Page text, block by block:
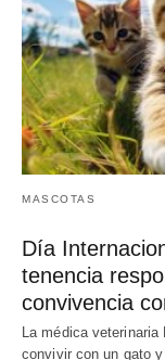
MASCOTAS
Día
tenencia
convivencia
La médica
convivir con un gato y